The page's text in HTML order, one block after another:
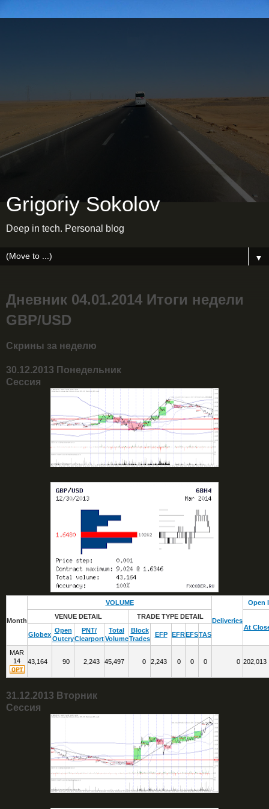
Grigoriy Sokolov
Deep in tech. Personal blog
▼
Дневник 04.01.2014 Итоги недели
GBP/USD
Скрины за неделю
30.12.2013 Понедельник
Сессия
Month
VOLUME
Deliveries
Open
VENUE DETAIL
TRADE TYPE DETAIL
At
Globex
Open
Outcry
PNT/
Clearport
Total
Volume
Block
Trades
EFP EFREFSTAS
MAR
14
43,164 90 2,243 45,497 0 2,243 0 0 0 0 202,013
31.12.2013 Вторник
Сессия